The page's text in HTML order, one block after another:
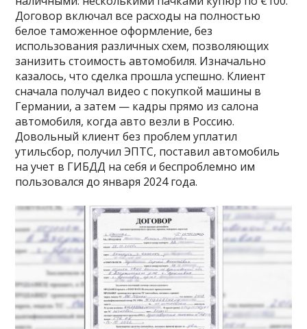
Договор включал все расходы на полностью
белое таможенное оформление, без
использования различных схем, позволяющих
занизить стоимость автомобиля. Изначально
казалось, что сделка прошла успешно. Клиент
сначала получал видео с покупкой машины в
Германии, а затем — кадры прямо из салона
автомобиля, когда авто везли в Россию.
Довольный клиент без проблем уплатил
утильсбор, получил ЭПТС, поставил автомобиль
на учет в ГИБДД на себя и беспроблемно им
пользовался до января 2024 года.